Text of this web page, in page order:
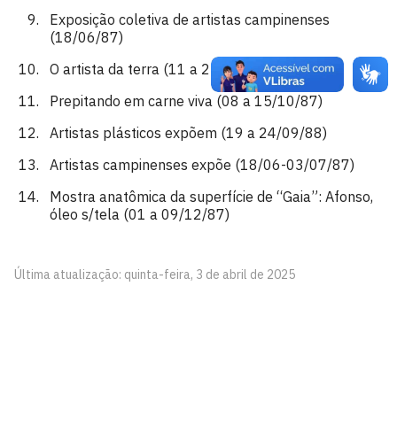
Exposição coletiva de artistas campinenses
(18/06/87)
O artista da terra (11 a 25/10)
Prepitando em carne viva (08 a 15/10/87)
Artistas plásticos expõem (19 a 24/09/88)
Artistas campinenses expõe (18/06-03/07/87)
Mostra anatômica da superfície de “Gaia”: Afonso,
óleo s/tela (01 a 09/12/87)
Última atualização: quinta-feira, 3 de abril de 2025